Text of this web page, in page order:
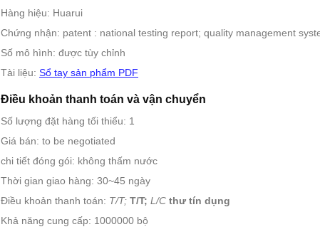
Hàng hiệu: Huarui
Chứng nhận: patent : national testing report; quality management
Số mô hình: được tùy chỉnh
Tài liệu: Sổ tay sản phẩm PDF
Điều khoản thanh toán và vận chuyển
Số lượng đặt hàng tối thiểu: 1
Giá bán: to be negotiated
chi tiết đóng gói: không thấm nước
Thời gian giao hàng: 30~45 ngày
Điều khoản thanh toán: T/T; T/T; L/C thư tín dụng
Khả năng cung cấp: 1000000 bộ